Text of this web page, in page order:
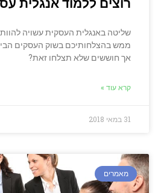
רוצים ללמוד אנגלית
שליטה באנגלית העסקית עשויה
ממש בהצלחותיכם בשוק העסקים
אך חוששים שלא תצלחו זאת?
קרא עוד »
31 במאי 2018
מאמרים